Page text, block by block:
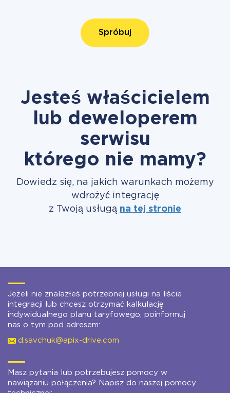
Spróbuj
Jesteś właścicielem
lub deweloperem
serwisu
którego nie mamy?
Dowiedz się, na jakich warunkach możemy
wdrożyć integrację
z Twoją usługą na tej stronie
Jeżeli nie znalazłeś potrzebnej usługi na liście
integracji lub chcesz otrzymać kalkulację
indywidualnego planu taryfowego, poinformuj
nas o tym pod adresem:
d.savchuk@apix-drive.com
Masz pytania lub potrzebujesz pomocy w
nawiązaniu połączenia? Napisz do naszej pomocy